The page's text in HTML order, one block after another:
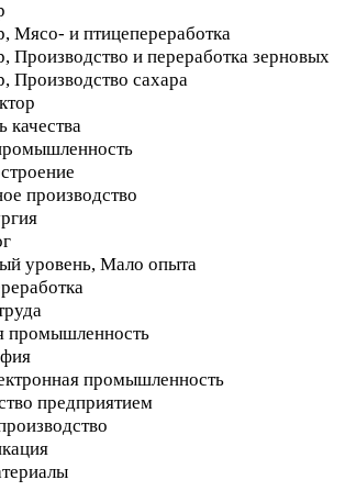
Мясо- и птицепереработка
Производство и переработка зерновых
Производство сахара
качества
производство
уровень, Мало опыта
промышленность
промышленность
предприятием